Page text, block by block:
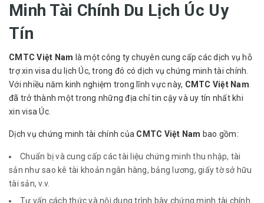
Minh Tài Chính Du Lịch Úc Uy
Tín
CMTC Việt Nam là một công ty chuyên cung cấp các dịch vụ hỗ
trợ xin visa du lịch Úc, trong đó có dịch vụ chứng minh tài chính.
Với nhiều năm kinh nghiệm trong lĩnh vực này, CMTC Việt Nam
đã trở thành một trong những địa chỉ tin cậy và uy tín nhất khi
xin visa Úc.
Dịch vụ chứng minh tài chính của CMTC Việt Nam bao gồm:
Chuẩn bị và cung cấp các tài liệu chứng minh thu nhập, tài
sản như sao kê tài khoản ngân hàng, bảng lương, giấy tờ sở hữu
tài sản, v.v.
Tư vấn cách thức và nội dung trình bày chứng minh tài chính